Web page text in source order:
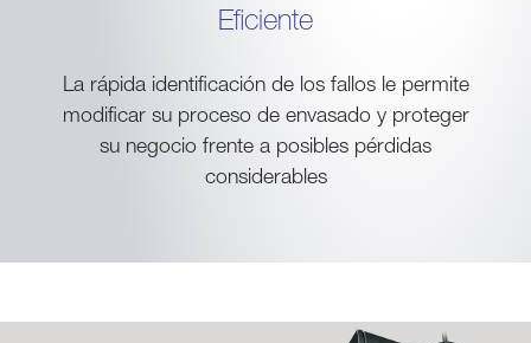
Eficiente
La rápida identificación de los fallos le permite
modificar su proceso de envasado y proteger
su negocio frente a posibles pérdidas
considerables